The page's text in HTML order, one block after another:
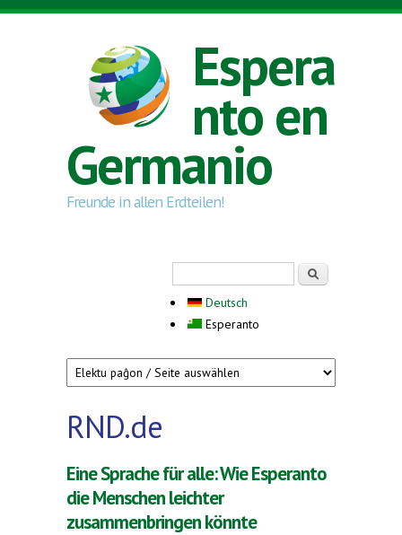
Skip to main content
Espera
nto en
Germanio
Freunde in allen Erdteilen!
Deutsch
Esperanto
RND.de
Eine Sprache für alle: Wie Esperanto
die Menschen leichter
zusammenbringen könnte